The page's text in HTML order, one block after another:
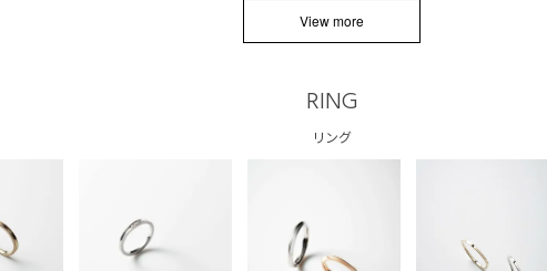
View more
RING
リング